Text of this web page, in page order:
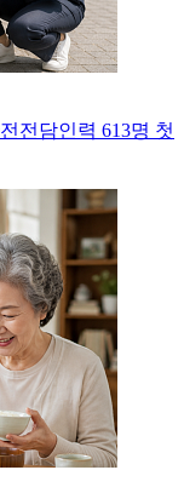
전담인력 613명 첫